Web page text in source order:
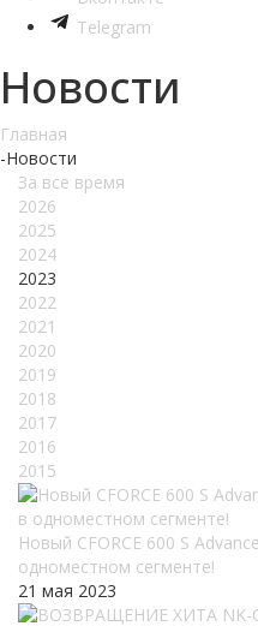
Telegram
Новости
Главная
-Новости
За все время
2026
2025
2024
2023
2022
2021
2020
2019
2018
2017
2016
2015
Новый CFORCE 600 S
одноместном сегменте!
21 мая 2023